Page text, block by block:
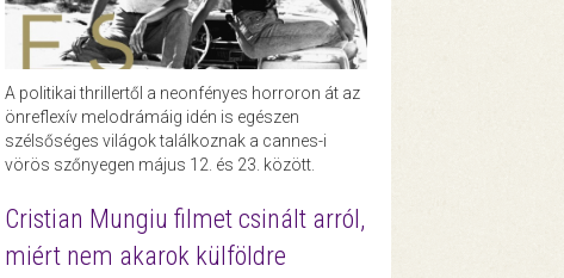
A politikai thrillertől a neonfényes horroron át az
önreflexív melodrámáig idén is egészen
szélsőséges világok találkoznak a cannes-i
vörös szőnyegen május 12. és 23. között.
Cristian Mungiu filmet csinált arról,
miért nem akarok külföldre